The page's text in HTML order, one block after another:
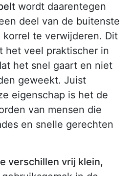
wordt daarentegen
deel van de buitenste
korrel te verwijderen. Dit
het veel praktischer in
het snel gaart en niet
geweekt. Juist
eigenschap is het de
van mensen die
en snelle gerechten
verschillen vrij klein,